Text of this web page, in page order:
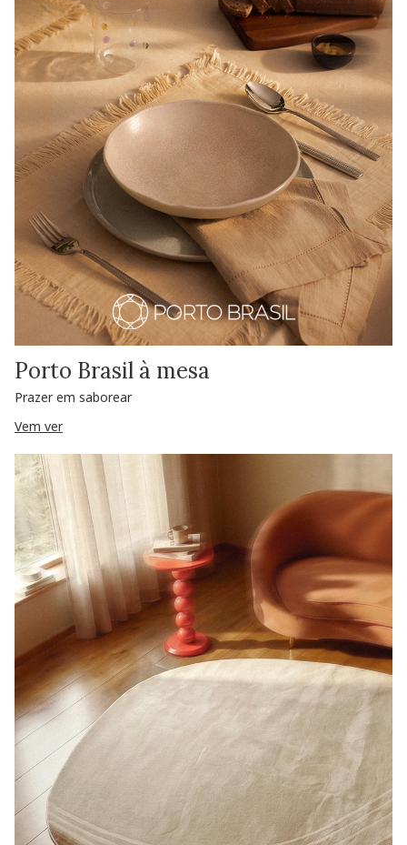
Porto Brasil à mesa
Prazer em saborear
Vem ver